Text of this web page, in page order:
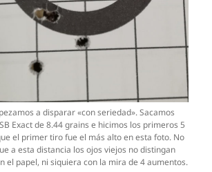
a disparar «con seriedad». Sacamos
Exact de 8.44 grains e hicimos los primeros 5
el primer tiro fue el más alto en esta foto. No
a esta distancia los ojos viejos no distingan
el papel, ni siquiera con la mira de 4 aumentos.